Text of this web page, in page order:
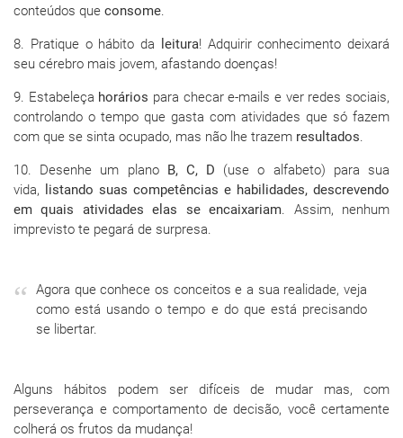
conteúdos que consome.
8. Pratique o hábito da leitura! Adquirir conhecimento deixará
seu cérebro mais jovem, afastando doenças!
9. Estabeleça horários para checar e-mails e ver redes sociais,
controlando o tempo que gasta com atividades que só fazem
com que se sinta ocupado, mas não lhe trazem resultados.
10. Desenhe um plano B, C, D (use o alfabeto) para sua
vida,
listando suas competências e habilidades, descrevendo
em quais atividades elas se encaixariam. Assim, nenhum
imprevisto te pegará de surpresa.
Agora que conhece os conceitos e a sua realidade, veja
como está usando o tempo e do que está precisando
se libertar.
Alguns hábitos podem ser difíceis de mudar mas, com
perseverança e comportamento de decisão, você certamente
colherá os frutos da mudança!